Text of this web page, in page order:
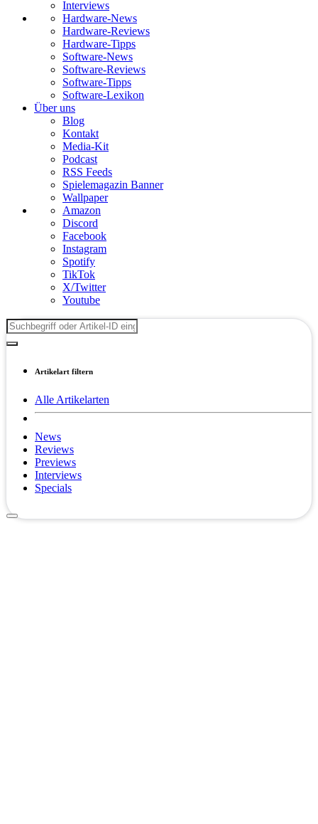
Interviews
Hardware-News
Hardware-Reviews
Hardware-Tipps
Software-News
Software-Reviews
Software-Tipps
Software-Lexikon
Über uns
Blog
Kontakt
Media-Kit
Podcast
RSS Feeds
Spielemagazin Banner
Wallpaper
Amazon
Discord
Facebook
Instagram
Spotify
TikTok
X/Twitter
Youtube
Artikelart filtern
Alle Artikelarten
News
Reviews
Previews
Interviews
Specials